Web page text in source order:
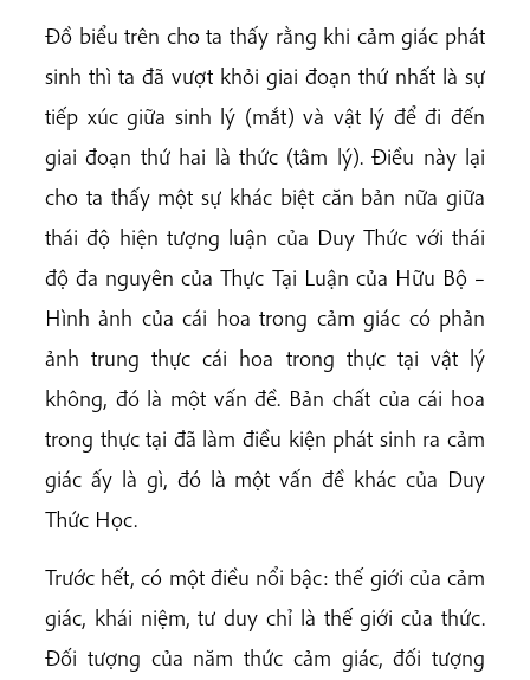
Đồ biểu trên cho ta thấy rằng khi cảm giác phát
sinh thì ta đã vượt khỏi giai đoạn thứ nhất là sự
tiếp xúc giữa sinh lý (mắt) và vật lý để đi đến
giai đoạn thứ hai là thức (tâm lý). Điều này lại
cho ta thấy một sự khác biệt căn bản nữa giữa
thái độ hiện tượng luận của Duy Thức với thái
độ đa nguyên của Thực Tại Luận của Hữu Bộ –
Hình ảnh của cái hoa trong cảm giác có phản
ảnh trung thực cái hoa trong thực tại vật lý
không, đó là một vấn đề. Bản chất của cái hoa
trong thực tại đã làm điều kiện phát sinh ra cảm
giác ấy là gì, đó là một vấn đề khác của Duy
Thức Học.
Trước hết, có một điều nổi bậc: thế giới của cảm
giác, khái niệm, tư duy chỉ là thế giới của thức.
Đối tượng của năm thức cảm giác, đối tượng